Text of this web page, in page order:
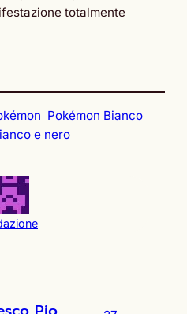
totalmente
Pokémon Bianco
e nero